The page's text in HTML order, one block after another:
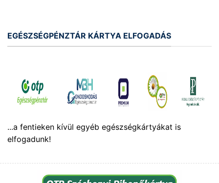
EGÉSZSÉGPÉNZTÁR KÁRTYA ELFOGADÁS
...a fentieken kívül egyéb egészségkártyákat is
elfogadunk!